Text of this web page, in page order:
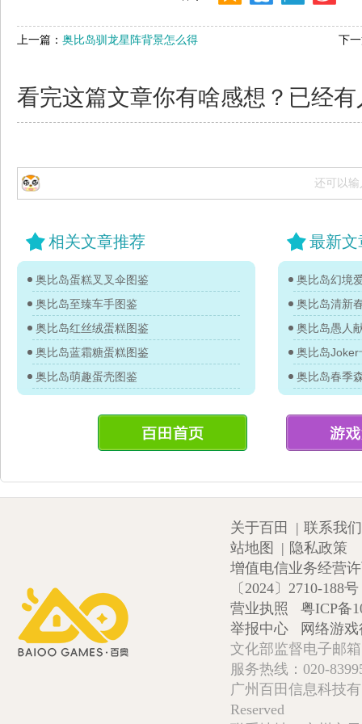
上一篇： 奥比岛驯龙星阵背景怎么得 下
看完这篇文章你有啥感想？已经有
还可以输
相关文章推荐
奥比岛蛋糕叉叉伞图鉴
奥比岛至臻车手图鉴
奥比岛红丝绒蛋糕图鉴
奥比岛蓝霜糖蛋糕图鉴
奥比岛萌趣蛋壳图鉴
最新文
奥比岛清新
奥比岛Joker
关于百田 | 联系我们
站地图
| 隐私政策
增值电信业务经营
〔2024〕2710-188号
营业执照
粤ICP备
举报中心
网络游
文化部监督电子邮
服务热线：020-
广州百田信息科技
Reserved